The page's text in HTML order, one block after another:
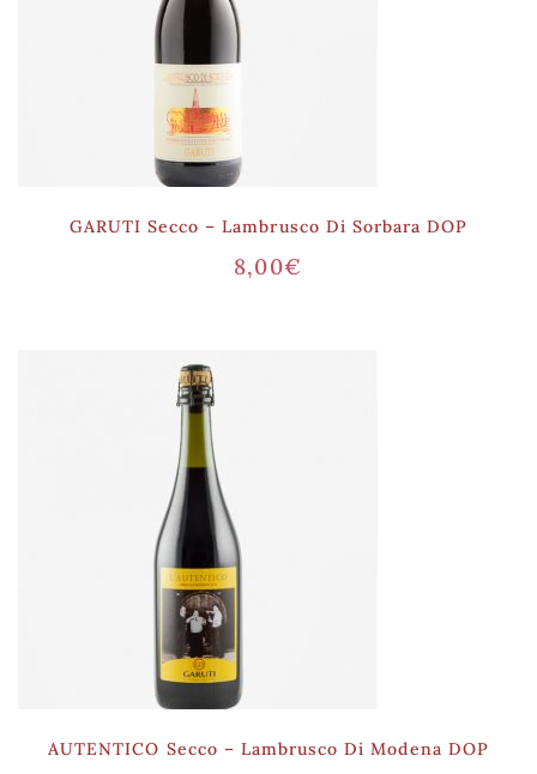
GARUTI Secco – Lambrusco Di Sorbara DOP
8,00€
AUTENTICO Secco – Lambrusco Di Modena DOP